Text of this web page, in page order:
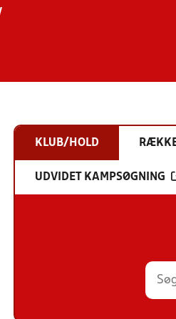
KLUB/HOLD
UDVIDET KAMPSØGNING